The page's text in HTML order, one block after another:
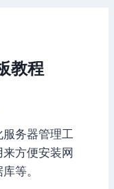
教程
务器管理工
方便安装网
等。